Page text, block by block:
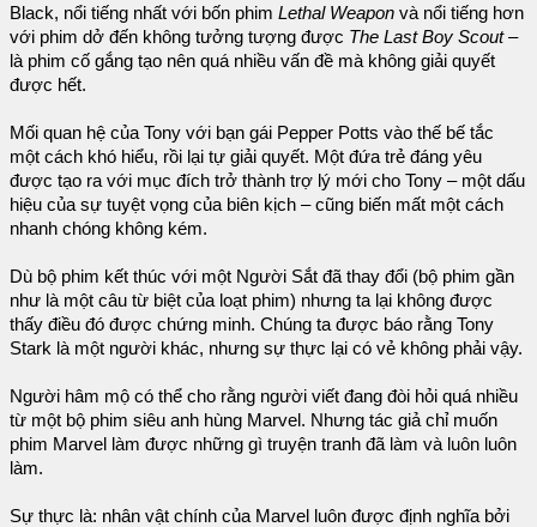
Black, nổi tiếng nhất với bốn phim Lethal Weapon và nổi tiếng hơn
với phim dở đến không tưởng tượng được The Last Boy Scout–
là phim cố gắng tạo nên quá nhiều vấn đề mà không giải quyết
được hết.
Mối quan hệ của Tony với bạn gái Pepper Potts vào thế bế tắc
một cách khó hiểu, rồi lại tự giải quyết. Một đứa trẻ đáng yêu
được tạo ra với mục đích trở thành trợ lý mới cho Tony – một dấu
hiệu của sự tuyệt vọng của biên kịch – cũng biến mất một cách
nhanh chóng không kém.
Dù bộ phim kết thúc với một Người Sắt đã thay đổi (bộ phim gần
như là một câu từ biệt của loạt phim) nhưng ta lại không được
thấy điều đó được chứng minh. Chúng ta được báo rằng Tony
Stark là một người khác, nhưng sự thực lại có vẻ không phải vậy.
Người hâm mộ có thể cho rằng người viết đang đòi hỏi quá nhiều
từ một bộ phim siêu anh hùng Marvel. Nhưng tác giả chỉ muốn
phim Marvel làm được những gì truyện tranh đã làm và luôn luôn
làm.
Sự thực là: nhân vật chính của Marvel luôn được định nghĩa bởi